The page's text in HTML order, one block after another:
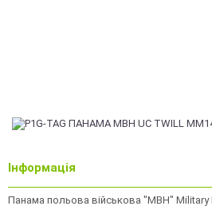
Інформація
Панама польова військова "MBH" Military